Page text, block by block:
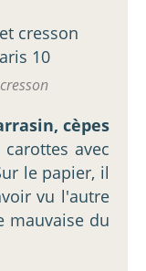
cèpes
avec
le papier, il
vu l'autre
mauvaise du